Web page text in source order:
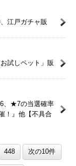
女ガチャ販売開
神、江戸ガチャ販
お試しペット」販
★6、★7の当選確率
催！』他【不具合